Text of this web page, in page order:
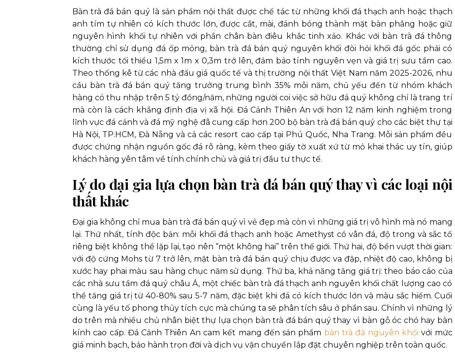
Bàn trà đá bán quý là sản phẩm nội thất được chế tác từ những khối đá thạch anh hoặc thạch
anh tím tự nhiên có kích thước lớn, được cắt, mài, đánh bóng thành mặt bàn phẳng hoặc giữ
nguyên hình khối tự nhiên với phần chân bàn điêu khắc tinh xảo. Khác với bàn trà đá thông
thường chỉ sử dụng đá ốp mỏng, bàn trà đá bán quý nguyên khối đòi hỏi khối đá gốc phải có
kích thước tối thiểu 1,5m x 1m x 0,3m trở lên, đảm bảo tính nguyên vẹn và giá trị sưu tầm cao.
Theo thống kê từ các nhà đấu giá quốc tế và thị trường nội thất Việt Nam năm 2025-2026, nhu
cầu bàn trà đá bán quý tăng trưởng trung bình 35% mỗi năm, chủ yếu đến từ nhóm khách
hàng có thu nhập trên 5 tỷ đồng/năm, những người coi việc sở hữu đá quý không chỉ là trang trí
mà còn là cách khẳng định địa vị xã hội. Đá Cảnh Thiên An với hơn 12 năm kinh nghiệm trong
lĩnh vực đá cảnh và đá mỹ nghệ đã cung cấp hơn 200 bộ bàn trà đá bán quý cho các biệt thự tại
Hà Nội, TP.HCM, Đà Nẵng và cả các resort cao cấp tại Phú Quốc, Nha Trang. Mỗi sản phẩm đều
được chứng nhận nguồn gốc đá rõ ràng, kèm theo giấy tờ xuất xứ từ mỏ khai thác uy tín, giúp
khách hàng yên tâm về tính chính chủ và giá trị đầu tư thực tế.
Lý do đại gia lựa chọn bàn trà đá bán quý thay vì các loại nội
thất khác
Đại gia không chỉ mua bàn trà đá bán quý vì vẻ đẹp mà còn vì những giá trị vô hình mà nó mang
lại. Thứ nhất, tính độc bản: mỗi khối đá thạch anh hoặc Amethyst có vân đá, độ trong và sắc tố
riêng biệt không thể lặp lại, tạo nên “một không hai” trên thế giới. Thứ hai, độ bền vượt thời gian:
với độ cứng Mohs từ 7 trở lên, mặt bàn trà đá bán quý chịu được va đập, nhiệt độ cao, không bị
xước hay phai màu sau hàng chục năm sử dụng. Thứ ba, khả năng tăng giá trị: theo báo cáo của
các nhà sưu tầm đá quý châu Á, một chiếc bàn trà đá thạch anh nguyên khối chất lượng cao có
thể tăng giá trị từ 40-80% sau 5-7 năm, đặc biệt khi đá có kích thước lớn và màu sắc hiếm. Cuối
cùng là yếu tố phong thủy tích cực mà chúng ta sẽ phân tích sâu ở phần sau. Chính vì những lý
do trên mà nhiều chủ nhân biệt thự lựa chọn bàn trà đá bán quý thay vì bàn gỗ óc chó hay bàn
kính cao cấp. Đá Cảnh Thiên An cam kết mang đến sản phẩm bàn trà đá nguyên khối với mức
giá minh bạch, bảo hành trọn đời và dịch vụ vận chuyển lắp đặt chuyên nghiệp trên toàn quốc.